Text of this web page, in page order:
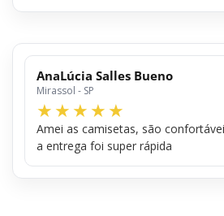
AnaLúcia Salles Bueno
Mirassol - SP
Amei as camisetas, são
a entrega foi super rápida